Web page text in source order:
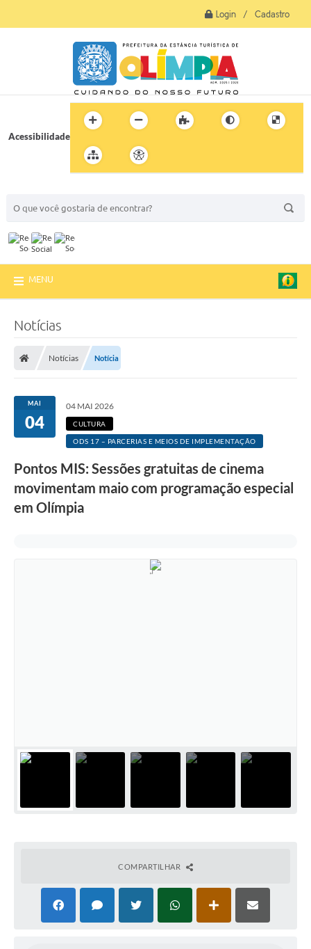
Login / Cadastro
Acessibilidade
MENU
Notícias
Notícias Notícia
MAI
04
04 MAI 2026
CULTURA
ODS 17 – PARCERIAS E MEIOS DE IMPLEMENTAÇÃO
Pontos MIS: Sessões gratuitas de cinema
movimentam maio com programação especial
em Olímpia
COMPARTILHAR